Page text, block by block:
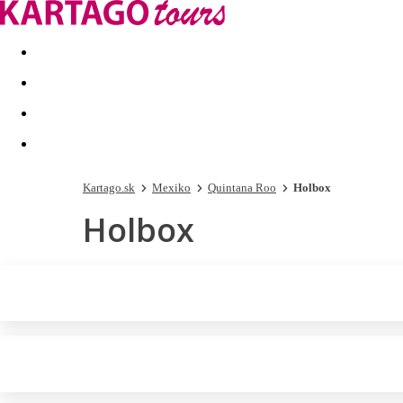
Last minute Dovolenkové kluby
Kartago.sk Mexiko Quintana Roo Holbox
Holbox